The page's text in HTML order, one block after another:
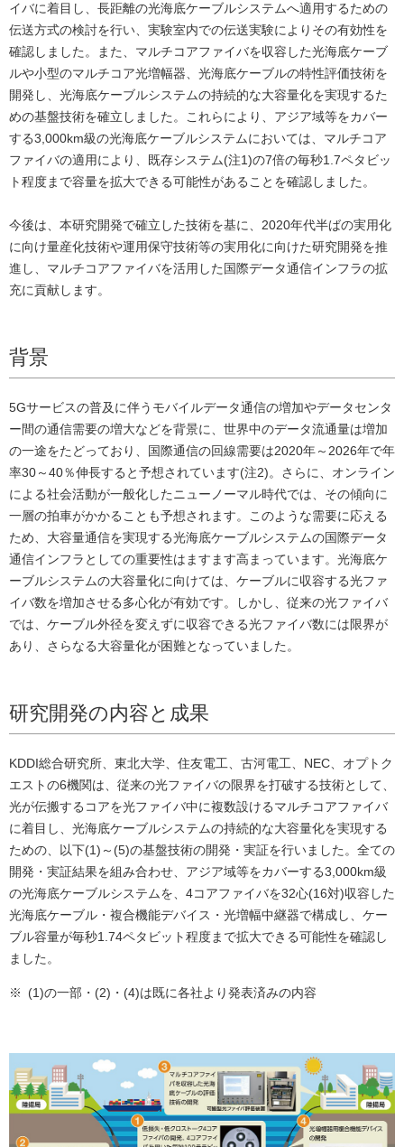
イバに着目し、長距離の光海底ケーブルシステムへ適用するための
伝送方式の検討を行い、実験室内での伝送実験によりその有効性を
確認しました。また、マルチコアファイバを収容した光海底ケーブ
ルや小型のマルチコア光増幅器、光海底ケーブルの特性評価技術を
開発し、光海底ケーブルシステムの持続的な大容量化を実現するた
めの基盤技術を確立しました。これらにより、アジア域等をカバー
する3,000km級の光海底ケーブルシステムにおいては、マルチコア
ファイバの適用により、既存システム(注1)の7倍の毎秒1.7ペタビッ
ト程度まで容量を拡大できる可能性があることを確認しました。
今後は、本研究開発で確立した技術を基に、2020年代半ばの実用化
に向け量産化技術や運用保守技術等の実用化に向けた研究開発を推
進し、マルチコアファイバを活用した国際データ通信インフラの拡
充に貢献します。
背景
5Gサービスの普及に伴うモバイルデータ通信の増加やデータセンタ
ー間の通信需要の増大などを背景に、世界中のデータ流通量は増加
の一途をたどっており、国際通信の回線需要は2020年～2026年で年
率30～40％伸長すると予想されています(注2)。さらに、オンライン
による社会活動が一般化したニューノーマル時代では、その傾向に
一層の拍車がかかることも予想されます。このような需要に応える
ため、大容量通信を実現する光海底ケーブルシステムの国際データ
通信インフラとしての重要性はますます高まっています。光海底ケ
ーブルシステムの大容量化に向けては、ケーブルに収容する光ファ
イバ数を増加させる多心化が有効です。しかし、従来の光ファイバ
では、ケーブル外径を変えずに収容できる光ファイバ数には限界が
あり、さらなる大容量化が困難となっていました。
研究開発の内容と成果
KDDI総合研究所、東北大学、住友電工、古河電工、NEC、オプトク
エストの6機関は、従来の光ファイバの限界を打破する技術として、
光が伝搬するコアを光ファイバ中に複数設けるマルチコアファイバ
に着目し、光海底ケーブルシステムの持続的な大容量化を実現する
ための、以下(1)～(5)の基盤技術の開発・実証を行いました。全ての
開発・実証結果を組み合わせ、アジア域等をカバーする3,000km級
の光海底ケーブルシステムを、4コアファイバを32心(16対)収容した
光海底ケーブル・複合機能デバイス・光増幅中継器で構成し、ケー
ブル容量が毎秒1.74ペタビット程度まで拡大できる可能性を確認し
ました。
※ (1)の一部・(2)・(4)は既に各社より発表済みの内容